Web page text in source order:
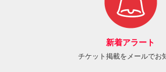
新着アラート
チケット掲載をメールでお